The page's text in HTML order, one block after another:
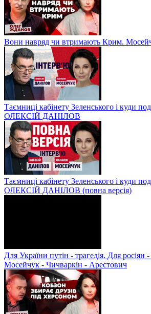
Вони навряд чи втримають Крим.
Таємниці кабінету Зеленського і куди
ОЛЕКСІЙ ДАНІЛОВ
Таємниці кабінету Зеленського і куди
ОЛЕКСІЙ ДАНІЛОВ (повна версія)
Для України путін - трагедія. Для росіян
Мосейчук - Чичваркін - Арестович